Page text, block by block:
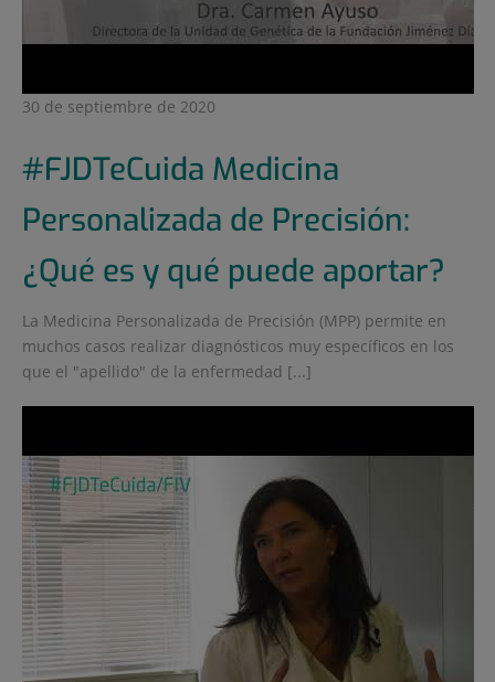
30 de septiembre de 2020
#FJDTeCuida Medicina
Personalizada de Precisión:
¿Qué es y qué puede aportar?
La Medicina Personalizada de Precisión (MPP) permite en
muchos casos realizar diagnósticos muy específicos en los
que el "apellido" de la enfermedad [...]